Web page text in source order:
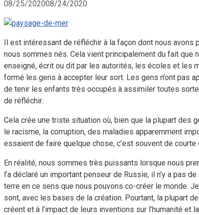
08/25/202008/24/2020
Il est intéressant de réfléchir à la façon dont nous
nous sommes nés. Cela vient principalement du fait que
enseigné, écrit ou dit par les autorités, les écoles et les
formé les gens à accepter leur sort. Les gens n’ont pas
de tenir les enfants très occupés à assimiler toutes
de réfléchir.
Cela crée une triste situation où, bien que la plupart des
le racisme, la corruption, des maladies apparemment
essaient de faire quelque chose, c’est souvent de courte
En réalité, nous sommes très puissants lorsque nous
l’a déclaré un important penseur de Russie, il n’y a
terre en ce sens que nous pouvons co-créer le monde.
sont, avec les bases de la création. Pourtant, la plupart
créent et à l’impact de leurs inventions sur l’humanité